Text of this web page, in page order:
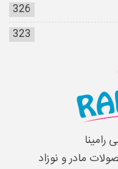
326
323
مادر و نوزاد